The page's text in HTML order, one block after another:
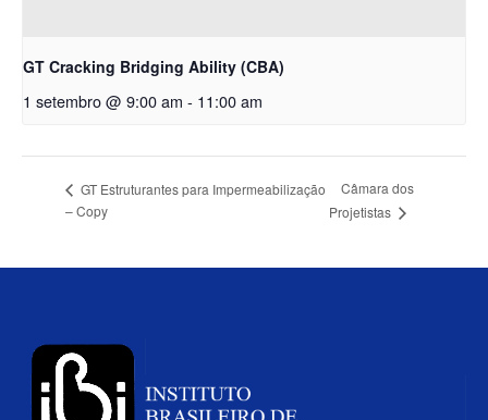
GT Cracking Bridging Ability (CBA)
1 setembro @ 9:00 am - 11:00 am
GT Estruturantes para Impermeabilização
– Copy
Câmara dos
Projetistas